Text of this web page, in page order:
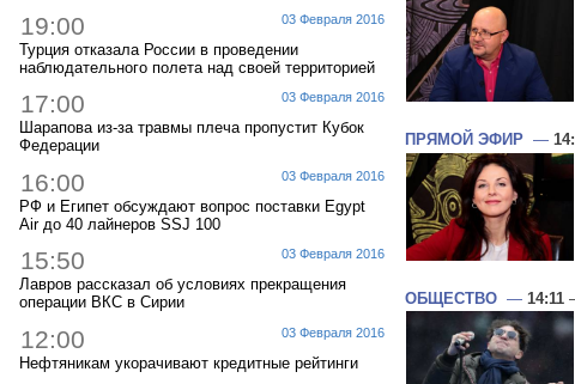
03 Февраля 2016
19:00
Турция отказала России в проведении
наблюдательного полета над своей территорией
03 Февраля 2016
17:00
Шарапова из-за травмы плеча пропустит Кубок
Федерации
03 Февраля 2016
16:00
РФ и Египет обсуждают вопрос поставки Egypt
Air до 40 лайнеров SSJ 100
03 Февраля 2016
15:50
Лавров рассказал об условиях прекращения
операции ВКС в Сирии
03 Февраля 2016
12:00
Нефтяникам укорачивают кредитные рейтинги
ПРЯМОЙ ЭФИР —
ОБЩЕСТВО — 14:11